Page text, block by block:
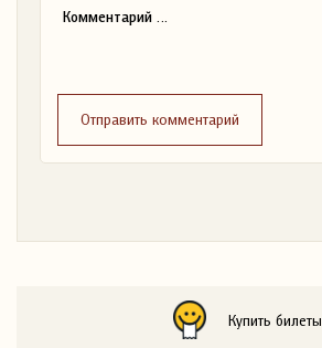
Отправить комментарий
Купить билеты